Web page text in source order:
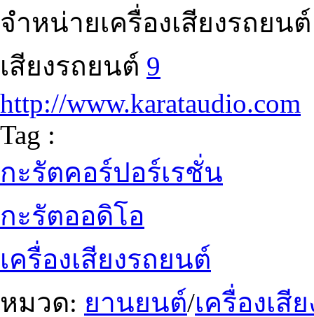
จำหน่ายเครื่องเสียงรถย
เสียงรถยนต์ 9
http://www.karataudio.com
Tag :
กะรัตคอร์ปอร์เรชั่น
กะรัตออดิโอ
เครื่องเสียงรถยนต์
หมวด: ยานยนต์/เครื่องเสี